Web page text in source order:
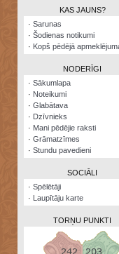
Šodienas
notikumi
Visatcera
almanahs
Arhīvs
KAS JAUNS?
· Sarunas
· Šodienas notikumi
· Kopš pēdējā
NODERĪGI
· Sākumlapa
· Noteikumi
· Glabātava
· Dzīvnieks
· Mani pēdējie raksti
· Grāmatzīmes
· Stundu pavedieni
SOCIĀLI
· Spēlētāji
· Laupītāju karte
TORŅU PUNKTI